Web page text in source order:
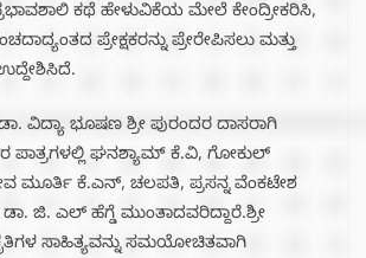
ಕಥೆ ಹೇಳುವಿಕೆಯ ಮೇಲೆ ಕೇಂದ್ರೀಕರಿಸಿ,
ಪ್ರೇಕ್ಷಕರನ್ನು ಪ್ರೇರೇಪಿಸಲು ಮತ್ತು
ಡಾ. ವಿದ್ಯಾ ಭೂಷಣ ಶ್ರೀ ಪುರಂದರ ದಾಸರಾಗಿ
ಪಾತ್ರಗಳಲ್ಲಿ ಘನಶ್ಯಾಮ್ ಕೆ.ವಿ, ಗೋಕುಲ್
ಮೂರ್ತಿ ಕೆ.ಎನ್, ಚಲಪತಿ, ಪ್ರಸನ್ನ ವೆಂಕಟೇಶ
ಜಿ. ಎಲ್ ಹೆಗ್ಡೆ ಮುಂತಾದವರಿದ್ದಾರೆ.ಶ್ರೀ
ಸಾಹಿತ್ಯವನ್ನು ಸಮಯೋಚಿತವಾಗಿ